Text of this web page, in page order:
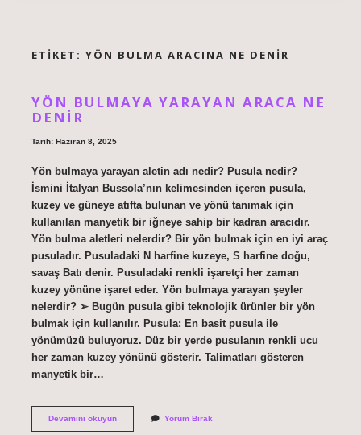
ETIKET: YÖN BULMA ARACINA NE DENIR
YÖN BULMAYA YARAYAN ARACA NE
DENIR
Tarih: Haziran 8, 2025
Yön bulmaya yarayan aletin adı nedir? Pusula nedir?
İsmini İtalyan Bussola’nın kelimesinden içeren pusula,
kuzey ve güneye atıfta bulunan ve yönü tanımak için
kullanılan manyetik bir iğneye sahip bir kadran aracıdır.
Yön bulma aletleri nelerdir? Bir yön bulmak için en iyi araç
pusuladır. Pusuladaki N harfine kuzeye, S harfine doğu,
savaş Batı denir. Pusuladaki renkli işaretçi her zaman
kuzey yönüne işaret eder. Yön bulmaya yarayan şeyler
nelerdir? ➢ Bugün pusula gibi teknolojik ürünler bir yön
bulmak için kullanılır. Pusula: En basit pusula ile
yönümüzü buluyoruz. Düz bir yerde pusulanın renkli ucu
her zaman kuzey yönünü gösterir. Talimatları gösteren
manyetik bir…
Devamını okuyunYön
Yorum Bırak